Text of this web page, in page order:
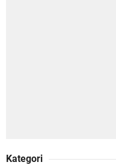
Kategori